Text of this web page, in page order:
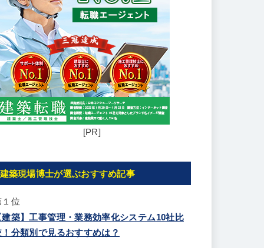
[PR]
建築現場博士が選ぶおすすめ記事
１位
建築】工事管理・業務効率化システム10社比
！分類別で見るおすすめは？